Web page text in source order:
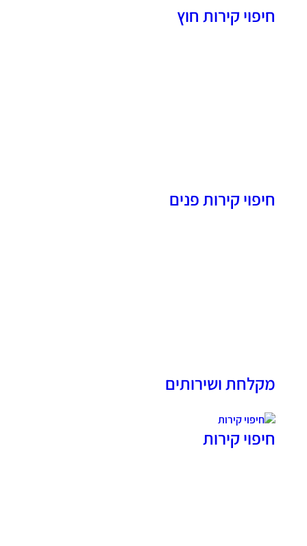
חיפוי קירות חוץ
חיפוי קירות פנים
מקלחת ושירותים
חיפוי קירות